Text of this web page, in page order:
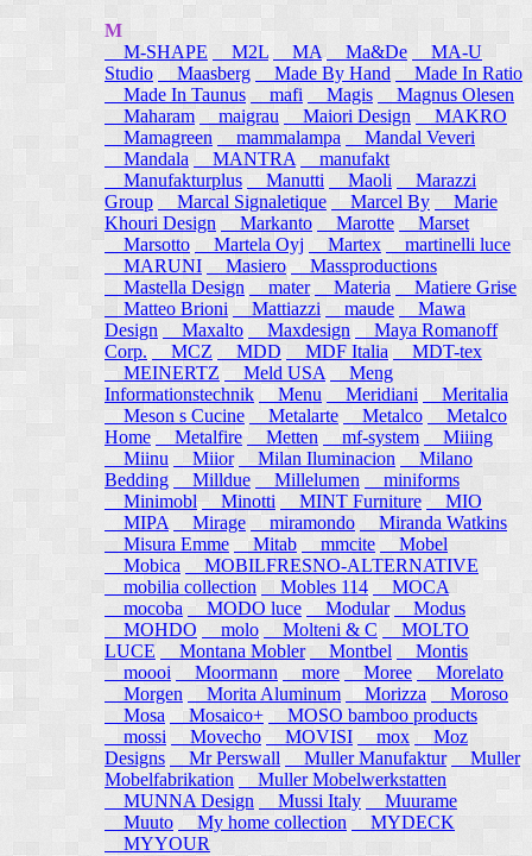
M
M-SHAPE
M2L MA Ma&De
MA-U
Studio
Maasberg Made By Hand
Made In Ratio
Made In Taunus
mafi Magis
Magnus Olesen
Maharam
maigrau Maiori Design
MAKRO
Mamagreen
mammalampa
Mandal Veveri
Mandala
MANTRA
manufakt
Manufakturplus
Manutti Maoli
Marazzi
Group
Marcal Signaletique Marcel By
Marie
Khouri Design
Markanto Marotte
Marset
Marsotto
Martela Oyj Martex
martinelli luce
MARUNI
Masiero
Massproductions
Mastella Design
mater Materia
Matiere Grise
Matteo Brioni
Mattiazzi maude
Mawa
Design
Maxalto Maxdesign
Maya Romanoff
Corp.
MCZ MDD MDF Italia
MDT-tex
MEINERTZ
Meld USA
Meng
Informationstechnik
Menu Meridiani
Meritalia
Meson s Cucine
Metalarte Metalco
Metalco
Home Metalfire Metten mf-system
Miiing
Miinu
Miior Milan Iluminacion
Milano
Bedding
Milldue Millelumen
miniforms
Minimobl Minotti MINT Furniture
MIO
MIPA
Mirage miramondo
Miranda Watkins
Misura Emme
Mitab mmcite
Mobel
Mobica
MOBILFRESNO-ALTERNATIVE
mobilia collection
Mobles 114
MOCA
mocoba
MODO luce Modular
Modus
MOHDO
molo Molteni & C
MOLTO
LUCE
Montana Mobler Montbel
Montis
moooi
Moormann more Moree
Morelato
Morgen
Morita Aluminum Morizza
Moroso
Mosa
Mosaico+
MOSO bamboo products
mossi
Movecho MOVISI mox
Moz
Designs
Mr Perswall Muller Manufaktur
Muller
Mobelfabrikation
Muller Mobelwerkstatten
MUNNA Design
Mussi Italy
Muurame
Muuto My home collection
MYDECK
MYYOUR